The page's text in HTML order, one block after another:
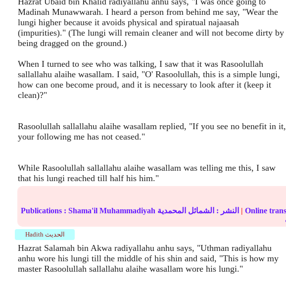
Madinah Munawwarah. I heard a person from behind me say, "Wear the
lungi higher because it avoids physical and spiratual najaasah
(impurities)." (The lungi will remain cleaner and will not become dirty by
being dragged on the ground.)
When I turned to see who was talking, I saw that it was Rasoolullah
sallallahu alaihe wasallam. I said, "O' Rasoolullah, this is a simple lungi,
how can one become proud, and it is necessary to look after it (keep it
clean)?"
Rasoolullah sallallahu alaihe wasallam replied, "If you see no benefit in it,
your following me has not ceased."
While Rasoolullah sallallahu alaihe wasallam was telling me this, I saw
that his lungi reached till half his him."
Publications : Shama'il Muhammadiyah النشر : الشمائل المحمدية |
Hadith الحديث
Hazrat Salamah bin Akwa radiyallahu anhu says, "Uthman radiyallahu
anhu wore his lungi till the middle of his shin and said, "This is how my
master Rasoolullah sallallahu alaihe wasallam wore his lungi."